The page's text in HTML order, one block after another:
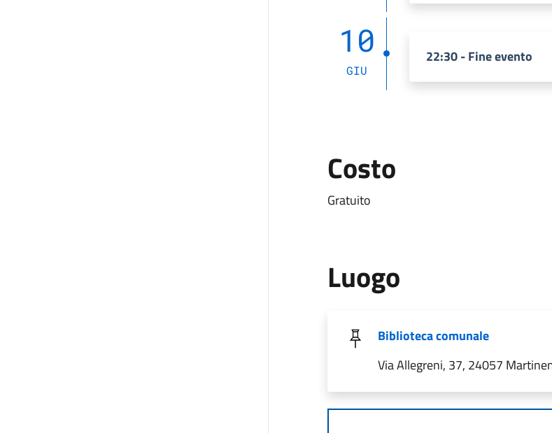
10
GIU
22:30 - Fine evento
Costo
Gratuito
Luogo
Biblioteca comunale
Via Allegreni, 37, 24057